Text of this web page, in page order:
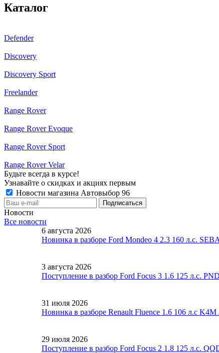
Каталог
Defender
Discovery
Discovery Sport
Freelander
Range Rover
Range Rover Evoque
Range Rover Sport
Range Rover Velar
Будьте всегда в курсе!
Узнавайте о скидках и акциях первым
Новости магазина Автовыбор 96
Новости
Все новости
6 августа 2026
Новинка в разборе Ford Mondeo 4 2.3 160 л.с.
3 августа 2026
Поступление в разбор Ford Focus 3 1.6 125 л.с.
31 июля 2026
Новинка в разборе Renault Fluence 1.6 106 л.с
29 июля 2026
Поступление в разбор Ford Focus 2 1.8 125 л.с.